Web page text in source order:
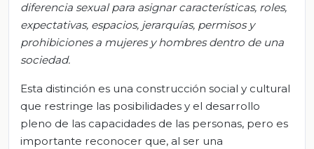
diferencia sexual para asignar características, roles,
expectativas, espacios, jerarquías, permisos y
prohibiciones a mujeres y hombres dentro de una
sociedad.
Esta distinción es una construcción social y cultural
que restringe las posibilidades y el desarrollo
pleno de las capacidades de las personas, pero es
importante reconocer que, al ser una